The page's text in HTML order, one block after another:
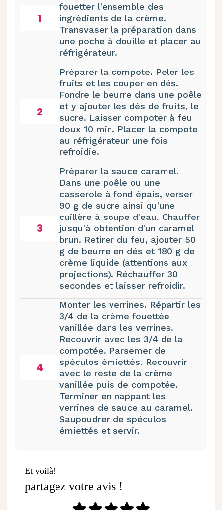
1
fouetter l'ensemble des
ingrédients de la crème.
Transvaser la préparation dans
une poche à douille et placer au
réfrigérateur.
2
Préparer la compote. Peler les
fruits et les couper en dés.
Fondre le beurre dans une poêle
et y ajouter les dés de fruits, le
sucre. Laisser compoter à feu
doux 10 min. Placer la compote
au réfrigérateur une fois
refroidie.
3
Préparer la sauce caramel.
Dans une poêle ou une
casserole à fond épais, verser
90 g de sucre ainsi qu'une
cuillère à soupe d'eau. Chauffer
jusqu'à obtention d'un caramel
brun. Retirer du feu, ajouter 50
g de beurre en dés et 180 g de
crème liquide (attentions aux
projections). Réchauffer 30
secondes et laisser refroidir.
4
Monter les verrines. Répartir les
3/4 de la crème fouettée
vanillée dans les verrines.
Recouvrir avec les 3/4 de la
compotée. Parsemer de
spéculos émiettés. Recouvrir
avec le reste de la crème
vanillée puis de compotée.
Terminer en nappant les
verrines de sauce au caramel.
Saupoudrer de spéculos
émiettés et servir.
Et voilà!
partagez votre avis !